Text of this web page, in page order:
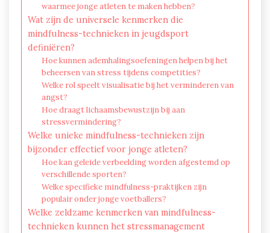
waarmee jonge atleten te maken hebben?
Wat zijn de universele kenmerken die
mindfulness-technieken in jeugdsport
definiëren?
Hoe kunnen ademhalingsoefeningen helpen bij het
beheersen van stress tijdens competities?
Welke rol speelt visualisatie bij het verminderen van
angst?
Hoe draagt lichaamsbewustzijn bij aan
stressvermindering?
Welke unieke mindfulness-technieken zijn
bijzonder effectief voor jonge atleten?
Hoe kan geleide verbeelding worden afgestemd op
verschillende sporten?
Welke specifieke mindfulness-praktijken zijn
populair onder jonge voetballers?
Welke zeldzame kenmerken van mindfulness-
technieken kunnen het stressmanagement